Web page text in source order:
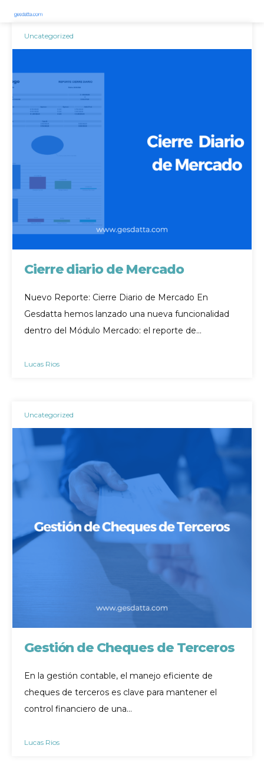
Uncategorized
Cierre diario de Mercado
Nuevo Reporte: Cierre Diario de Mercado En
Gesdatta hemos lanzado una nueva funcionalidad
dentro del Módulo Mercado: el reporte de…
Lucas Rios
Uncategorized
Gestión de Cheques de Terceros
En la gestión contable, el manejo eficiente de
cheques de terceros es clave para mantener el
control financiero de una…
Lucas Rios